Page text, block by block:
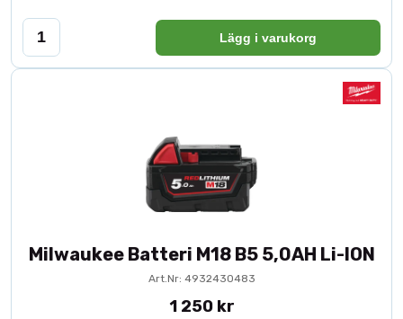
Lägg i varukorg
Milwaukee Batteri M18 B5 5,0AH Li-ION
Art.Nr: 4932430483
1 250 kr